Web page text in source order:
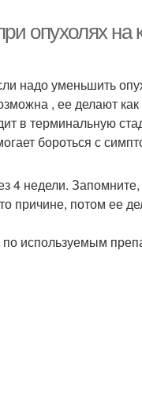
опухолях на
надо уменьшить
, ее делают
в терминальную
бороться с
недели.
причине, потом ее
используемым